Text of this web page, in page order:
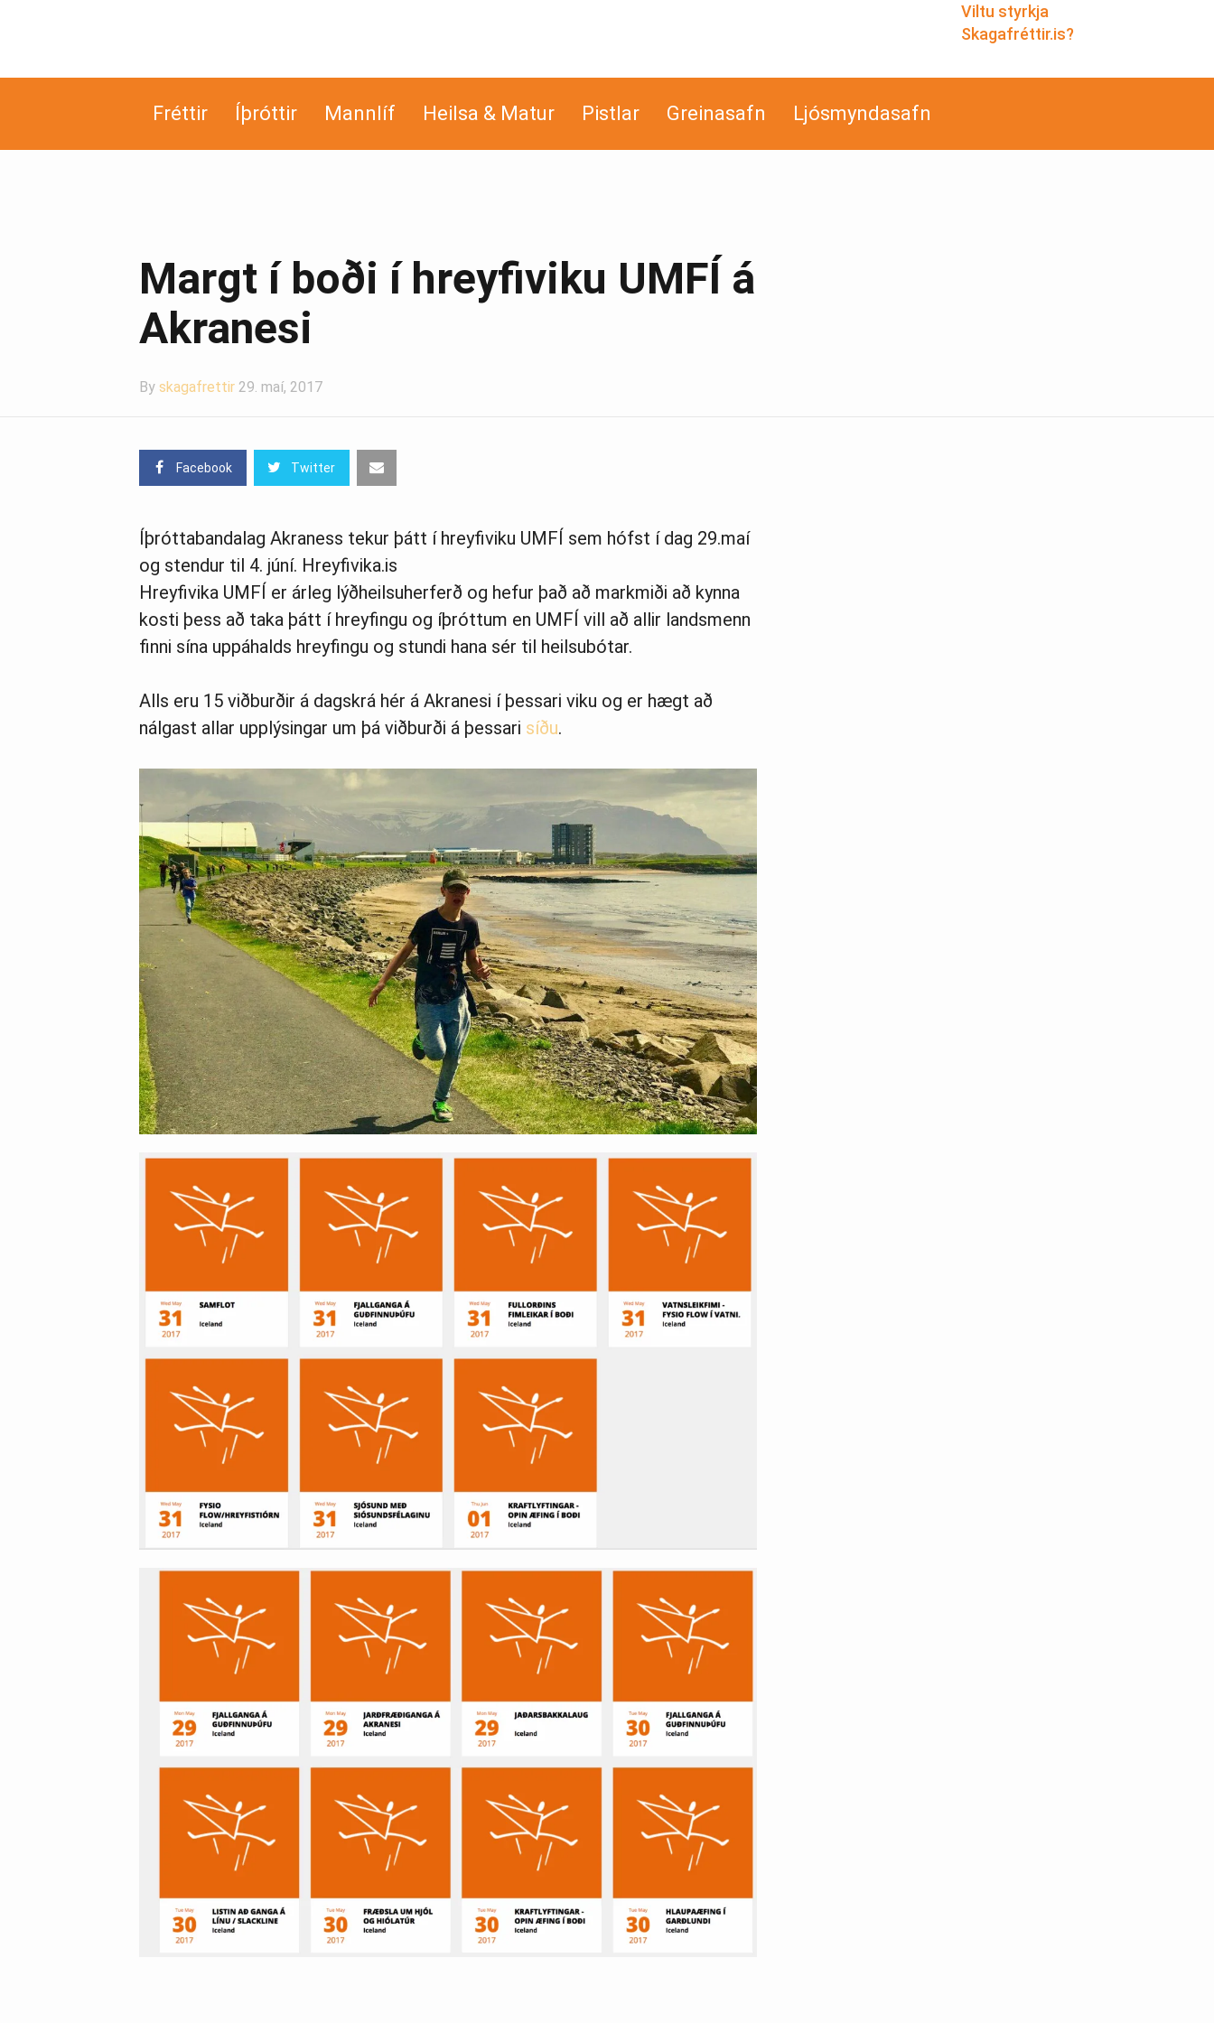
Viltu styrkja
Skagafréttir.is?
Fréttir Íþróttir Mannlíf Heilsa & Matur Pistlar Greinasafn Ljósmyndasafn
Margt í boði í hreyfiviku UMFÍ á
Akranesi
By skagafrettir 29. maí, 2017
Facebook Twitter
Íþróttabandalag Akraness tekur þátt í hreyfiviku UMFÍ sem hófst í dag 29.maí
og stendur til 4. júní. Hreyfivika.is
Hreyfivika UMFÍ er árleg lýðheilsuherferð og hefur það að markmiði að kynna
kosti þess að taka þátt í hreyfingu og íþróttum en UMFÍ vill að allir landsmenn
finni sína uppáhalds hreyfingu og stundi hana sér til heilsubótar.
Alls eru 15 viðburðir á dagskrá hér á Akranesi í þessari viku og er hægt að
nálgast allar upplýsingar um þá viðburði á þessari síðu.